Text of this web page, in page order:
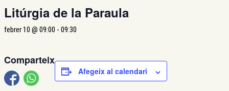
Litúrgia de la Paraula
febrer 10 @ 09:00 - 09:30
Comparteix
Afegeix al calendari